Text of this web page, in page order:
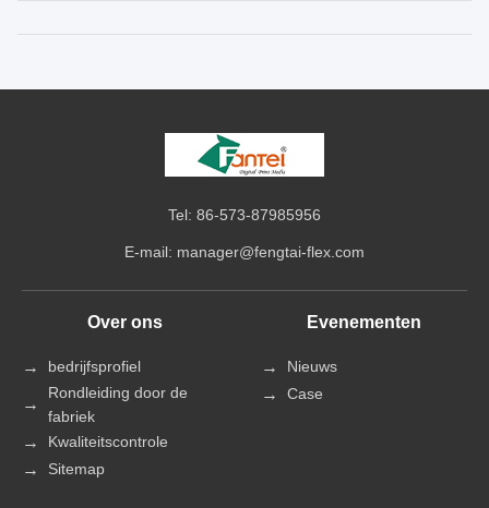
Tel: 86-573-87985956
E-mail: manager@fengtai-flex.com
Over ons
bedrijfsprofiel
Rondleiding door de
fabriek
Kwaliteitscontrole
Sitemap
Evenementen
Nieuws
Case